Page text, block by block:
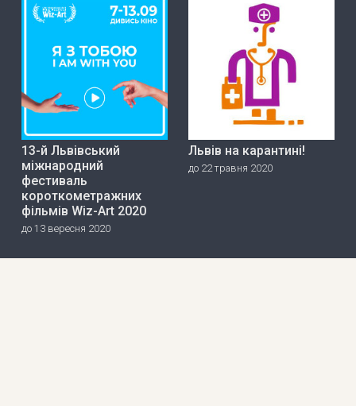
13-й Львівський
міжнародний
фестиваль
короткометражних
фільмів Wiz-Art 2020
до 13 вересня 2020
Львів на карантині!
до 22 травня 2020